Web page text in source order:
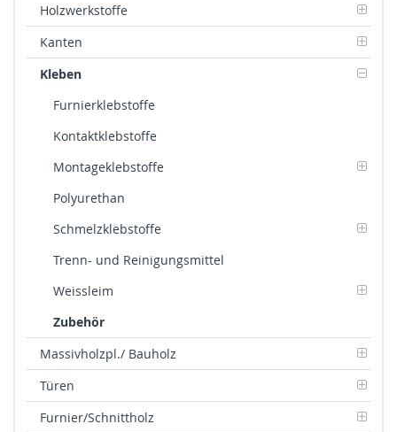
Holzwerkstoffe
Kanten
Kleben
Furnierklebstoffe
Kontaktklebstoffe
Montageklebstoffe
Polyurethan
Schmelzklebstoffe
Trenn- und Reinigungsmittel
Weissleim
Zubehör
Massivholzpl./ Bauholz
Türen
Furnier/Schnittholz